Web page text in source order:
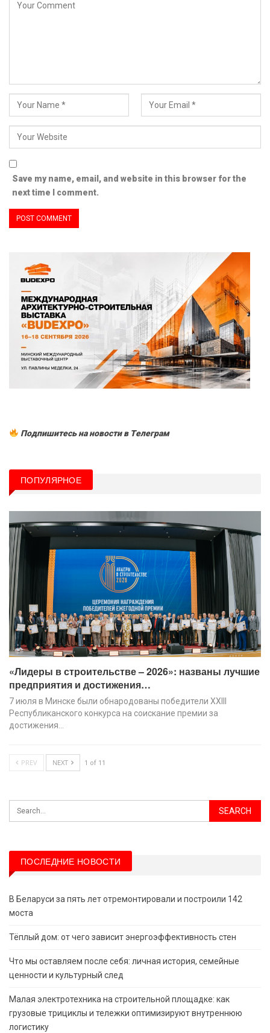
Save my name, email, and website in this browser for the
next time I comment.
Подпишитесь на новости в Tелеграм
ПОПУЛЯРНОЕ
«Лидеры в строительстве – 2026»: названы лучшие
предприятия и достижения…
7 июля в Минске были обнародованы победители XХIII
Республиканского конкурса на соискание премии за
достижения…
PREV NEXT 1 of 11
ПОСЛЕДНИЕ НОВОСТИ
В Беларуси за пять лет отремонтировали и построили 142
моста
Тёплый дом: от чего зависит энергоэффективность стен
Что мы оставляем после себя: личная история, семейные
ценности и культурный след
Малая электротехника на строительной площадке: как
грузовые трициклы и тележки оптимизируют внутреннюю
логистику